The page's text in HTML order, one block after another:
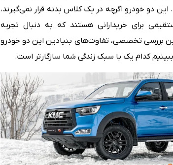
دو خودرو اگرچه در یک کلاس بدنه قرار نمی‌گیرند،
برای خریدارانی هستند که به دنبال تجربه
بررسی تخصصی، تفاوت‌های بنیادین این دو خودرو
کدام یک با سبک زندگی شما سازگارتر است.